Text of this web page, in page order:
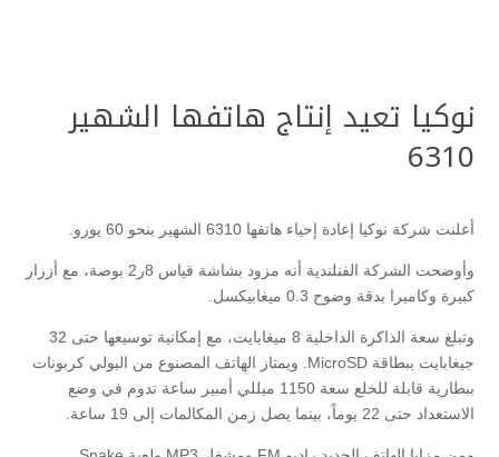
نوكيا تعيد إنتاج هاتفها الشهير
6310
أعلنت شركة نوكيا إعادة إحياء هاتفها 6310 الشهير بنحو 60 يورو.
وأوضحت الشركة الفنلندية أنه مزود بشاشة قياس 8ر2 بوصة، مع أزرار
كبيرة وكاميرا بدقة وضوح 0.3 ميغابيكسل.
وتبلغ سعة الذاكرة الداخلية 8 ميغابايت، مع إمكانية توسيعها حتى 32
جيغابايت ببطاقة MicroSD. ويمتاز الهاتف المصنوع من البولي كربونات
ببطارية قابلة للخلع سعة 1150 ميللي أمبير ساعة تدوم في وضع
الاستعداد حتى 22 يوماً، بينما يصل زمن المكالمات إلى 19 ساعة.